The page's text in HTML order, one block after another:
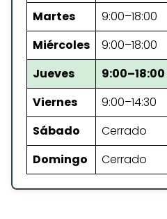
Martes
9:00–18:00
Miércoles
9:00–18:00
Jueves
9:00–18:00
Viernes
9:00–14:30
Sábado
Cerrado
Domingo
Cerrado